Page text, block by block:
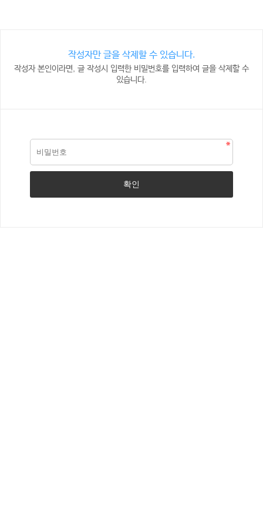
작성자만 글을 삭제할 수 있습니다.
작성자 본인이라면, 글 작성시 입력한 비밀번호를 입력하여 글을 삭제할 수
있습니다.